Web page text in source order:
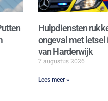
Hulpdiensten
ongeval met letsel
van Harderwijk
7 augustus 2026
Lees meer »